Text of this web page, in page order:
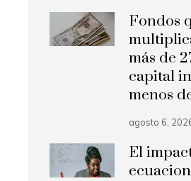
Fondos
más de
capital
menos
agosto 6,
El